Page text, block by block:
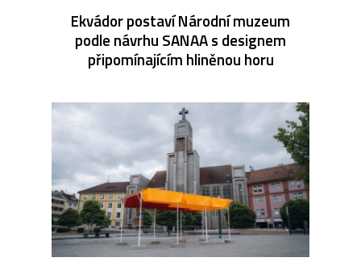
Ekvádor postaví Národní muzeum
podle návrhu SANAA s designem
připomínajícím hliněnou horu